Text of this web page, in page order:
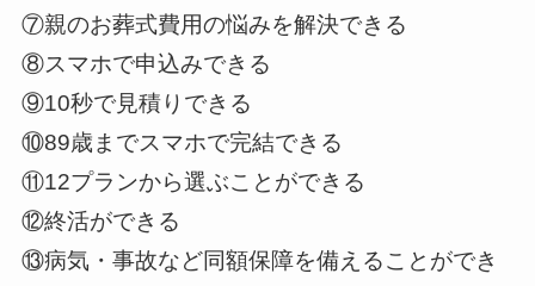
⑦親のお葬式費用の悩みを解決できる
⑧スマホで申込みできる
⑨10秒で見積りできる
⑩89歳までスマホで完結できる
⑪12プランから選ぶことができる
⑫終活ができる
⑬病気・事故など同額保障を備えることができ